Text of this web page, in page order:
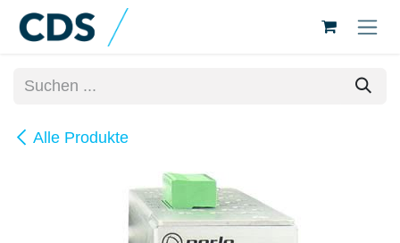
Zum Inhalt springen
Alle Produkte